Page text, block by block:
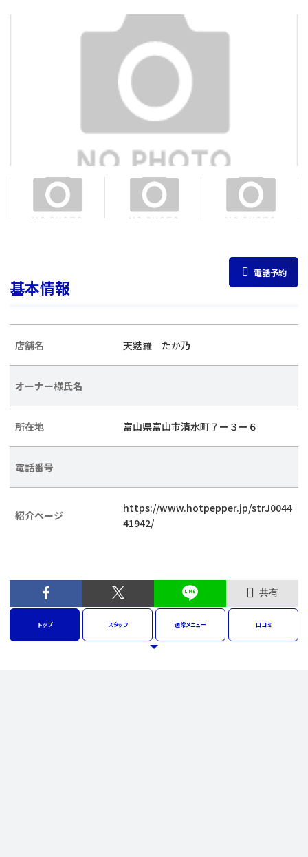
電話予約
基本情報
店舗名 天麩羅 たか乃
オーナー様氏名
所在地 富山県富山市清水町７ー３ー６
電話番号
紹介ページ
https://www.hotpepper.jp/strJ0044
41942/
共有
トップ スタッフ 通常メニュー 口コミ